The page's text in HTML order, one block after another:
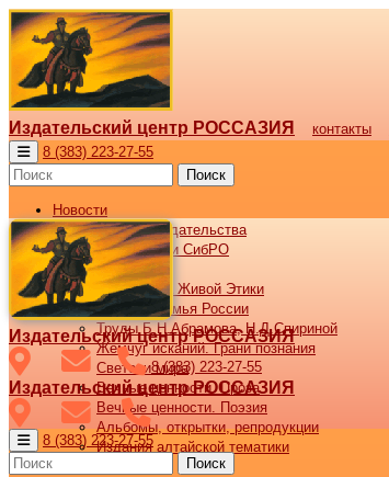
Издательский центр РОССАЗИЯ контакты
8 (383) 223-27-55
Поиск
Новости
Новости издательства
Все новости СибРО
Наши книги
Библиотека Живой Этики
Великая семья России
Труды Б.Н.Абрамова, Н.Д.Спириной
Жемчуг исканий. Грани познания
Светочи мира
Вечные ценности. Проза
Вечные ценности. Поэзия
Альбомы, открытки, репродукции
Издания алтайской тематики
Издательский центр РОССАЗИЯ
8 (383) 223-27-55
Издательский центр РОССАЗИЯ
8 (383) 223-27-55
Поиск